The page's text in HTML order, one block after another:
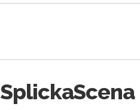
SplickaScena